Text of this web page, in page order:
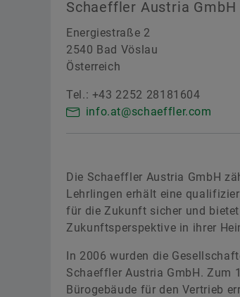
Schaeffler Austria GmbH
Energiestraße 2
2540 Bad Vöslau
Österreich
Tel.: +43 2252 28181604
info.at@schaeffler.com
Die Schaeffler Austria GmbH
Lehrlingen erhält eine
für die Zukunft sicher und
Zukunftsperspektive in ihrer
In 2006 wurden die
Schaeffler Austria GmbH. Zum
Bürogebäude für den Vertrieb